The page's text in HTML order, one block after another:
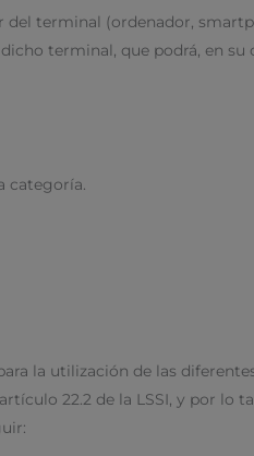
terminal (ordenador,
terminal, que podrá, en su
categoría.
la utilización de las
22.2 de la LSSI, y por lo